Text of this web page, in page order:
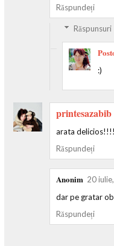
Răspundeți
Răspunsuri
:)
printesazabib
arata
Răspundeți
Anonim 20
dar pe gratar
Răspundeți